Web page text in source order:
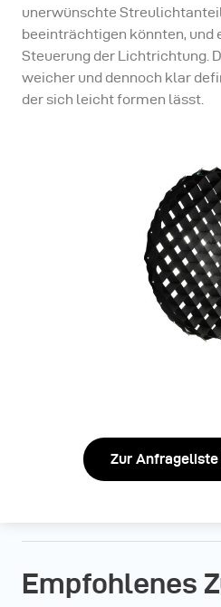
unerwünschte
beeinträchtigen könnten, und
Steuerung der Lichtrichtung.
weicher und dennoch klar
der sich leicht formen lässt.
Zur
Empfohlenes